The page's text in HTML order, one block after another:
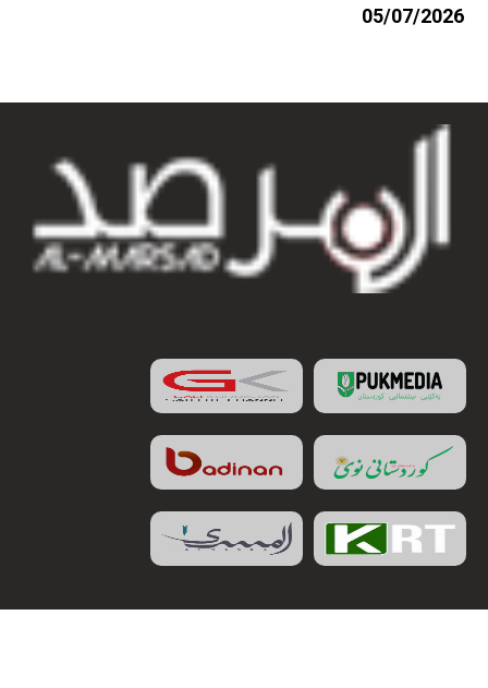
05/07/2026